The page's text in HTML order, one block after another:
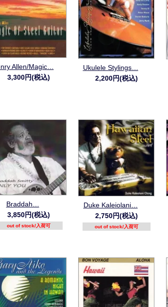
Allen/Magic…
3,300円(税込)
Ukulele Stylings…
2,200円(税込)
Braddah…
3,850円(税込)
out of stock/入荷可
Duke Kaleiolani…
2,750円(税込)
out of stock/入荷可